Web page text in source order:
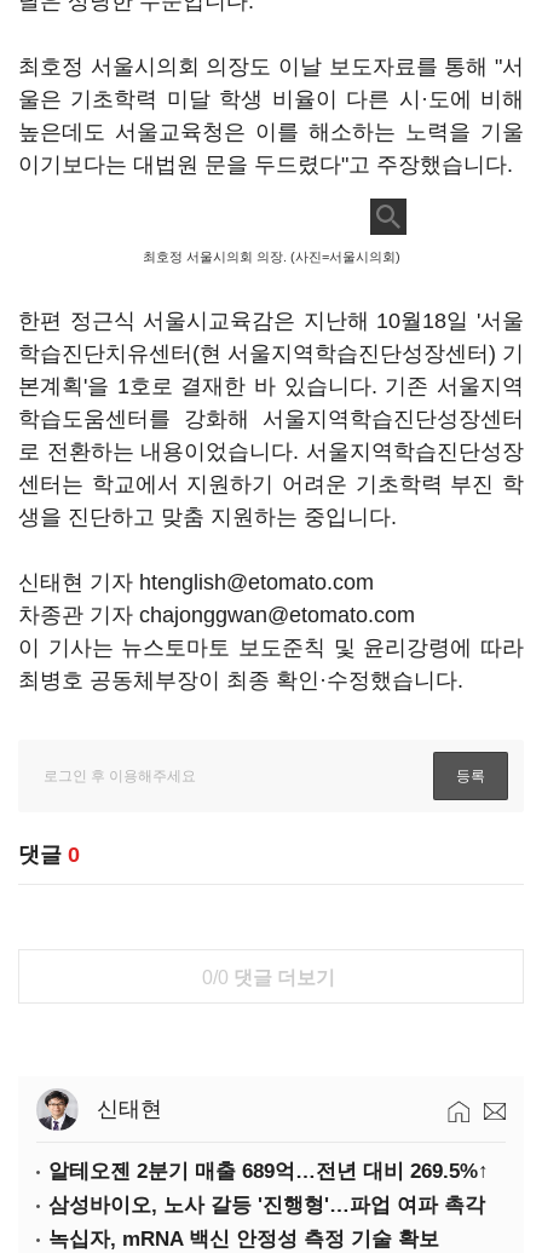
최호정 서울시의회 의장도 이날 보도자료를 통해 "서
울은 기초학력 미달 학생 비율이 다른 시·도에 비해
높은데도 서울교육청은 이를 해소하는 노력을 기울
이기보다는 대법원 문을 두드렸다"고 주장했습니다.
최호정 서울시의회 의장. (사진=서울시의회)
한편 정근식 서울시교육감은 지난해 10월18일 '서울
학습진단치유센터(현 서울지역학습진단성장센터) 기
본계획'을 1호로 결재한 바 있습니다. 기존 서울지역
학습도움센터를 강화해 서울지역학습진단성장센터
로 전환하는 내용이었습니다. 서울지역학습진단성장
센터는 학교에서 지원하기 어려운 기초학력 부진 학
생을 진단하고 맞춤 지원하는 중입니다.
신태현 기자 htenglish@etomato.com
차종관 기자 chajonggwan@etomato.com
이 기사는 뉴스토마토 보도준칙 및 윤리강령에 따라
최병호 공동체부장이 최종 확인·수정했습니다.
댓글 0
0/0 댓글 더보기
신태현
알테오젠 2분기 매출 689억…전년 대비 269.5%↑
삼성바이오, 노사 갈등 '진행형'…파업 여파 촉각
녹십자, mRNA 백신 안정성 측정 기술 확보